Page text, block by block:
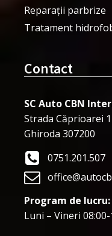
Reparații parbrize
Tratament
Contact
SC Auto CBN
Strada Căprioarei
Ghiroda 307200
0751.201.507
Program de lucru:
Luni – Vineri 08:00-